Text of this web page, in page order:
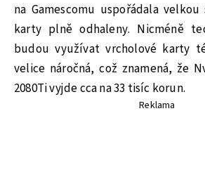
na Gamescomu uspořádala
karty plně odhaleny. Nicméně
budou využívat vrcholové karty
velice náročná, což znamená, že
2080Ti vyjde cca na 33 tisíc korun.
Reklama